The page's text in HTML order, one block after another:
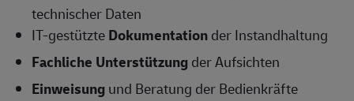
technischer Daten
IT-gestützteDokumentationder Instandhaltung
Fachliche Unterstützungder Aufsichten
Einweisungund Beratung der Bedienkräfte